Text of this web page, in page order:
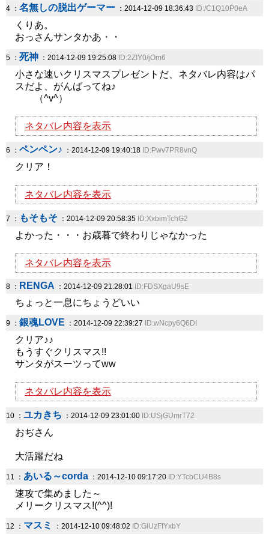
4 ： 名無しの脱出ゲーマー ：2014-12-09 18:36:43 ID:/C1Q10P0eA
くりあ。
おっさんサンタかあ・・
5 ： 死神 ：2014-12-09 19:25:08 ID:2ZIY0/jOm6
小さな速いクリスマスプレゼントだ、ネタバレ内容はパ
スだよ、がんばってね♪
（^v^）
ネタバレ内容を表示
6 ： ペンペン♪ ：2014-12-09 19:40:18 ID:Pwv7PR8vnQ
クリア！
ネタバレ内容を表示
7 ： もそもそ ：2014-12-09 20:58:35 ID:XxbimTchG2
よかった・・・お歳暮で終わりじゃなかった
ネタバレ内容を表示
8 ： RENGA ：2014-12-09 21:28:01 ID:FDSXgaU9sE
ちょっと一息にちょうどいい
9 ： 銀魂LOVE ：2014-12-09 22:39:27 ID:wNcpy6Q6DI
クリア♪♪
もうすぐクリスマス!!
サンタがスーツってww
ネタバレ内容を表示
10 ： ユカきち ：2014-12-09 23:01:00 ID:USjGUmrT72
おぢさん
大活躍だね
11 ： あいる～corda ：2014-12-10 09:17:20 ID:YTcbCU4B8s
速攻で集めました～
メリークリスマス!(^^)!
12 ： マスミ ：2014-12-10 09:48:02 ID:GlUzFfYxbY